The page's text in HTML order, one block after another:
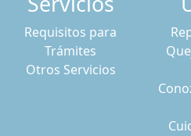
Requisitos para
Trámites
Otros Servicios